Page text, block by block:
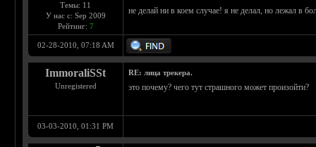
Темы: 11
У нас с: Sep 2009
Рейтинг: 7
не делай ни в коем случае! я не делал, но лежал в
02-28-2010, 07:18 AM
ImmoraliSSt
Unregistered
RE: лица трекера.
это почему? чего тут страшного может произойти?
03-03-2010, 01:31 PM